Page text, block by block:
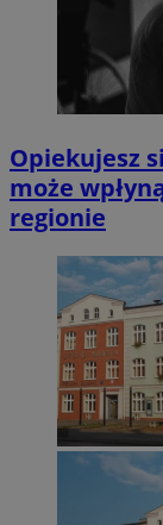
Opiekujesz
może
regionie